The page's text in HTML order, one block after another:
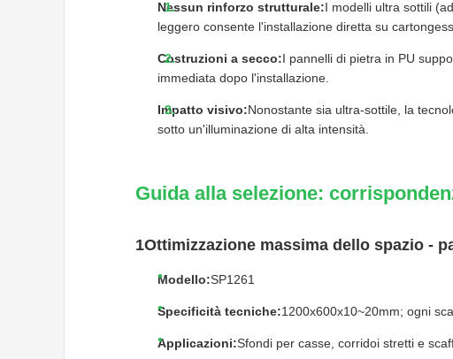
Nessun rinforzo strutturale:I modelli ultra sottili
leggero consente l'installazione diretta su
Costruzioni a secco:I pannelli di pietra in PU
immediata dopo l'installazione.
Impatto visivo:Nonostante sia ultra-sottile, la
sotto un'illuminazione di alta intensità.
Guida alla selezione:
1Ottimizzazione massima dello spazio -
Modello:SP1261
Specificità tecniche:1200x600x10~20mm; ogni
Applicazioni:Sfondi per casse, corridoi stretti e